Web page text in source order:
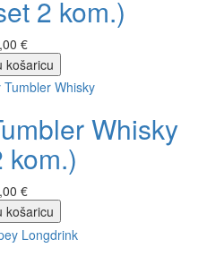
2 kom.)
€
košaricu
Whisky
kom.)
€
košaricu